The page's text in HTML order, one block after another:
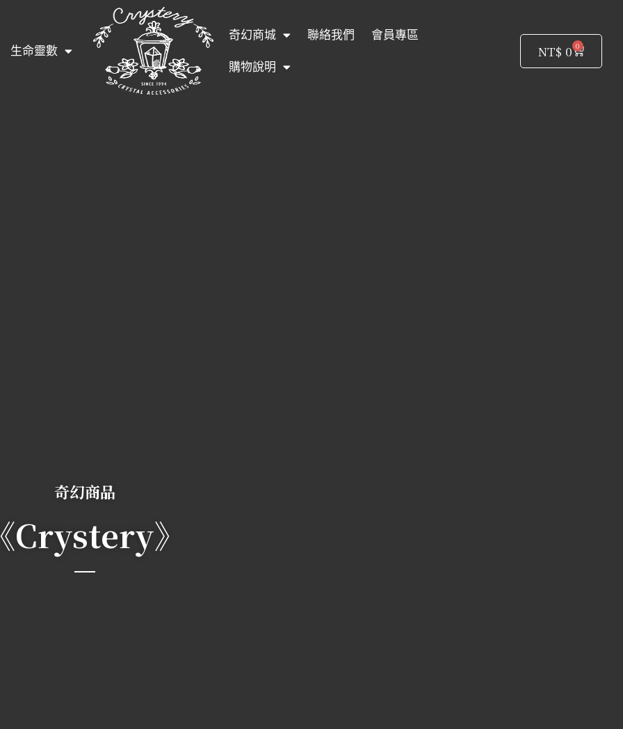
生命靈數
奇幻商城 聯絡我們 會員專區
購物說明
NT$ 0 0
購
物
籃
奇幻商品
Crystery》